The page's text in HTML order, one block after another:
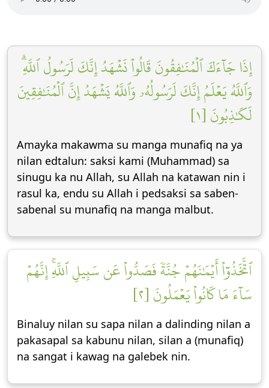
إِذَا جَآءَكَ ٱلۡمُنَٰفِقُونَ قَالُواْ نَشۡهَدُ إِنَّكَ لَرَسُولُ ٱللَّهِۗ
وَٱللَّهُ يَعۡلَمُ إِنَّكَ لَرَسُولُهُۥ وَٱللَّهُ يَشۡهَدُ إِنَّ ٱلۡمُنَٰفِقِينَ
لَكَٰذِبُونَ [١]
Amayka makawma su manga munafiq na ya
nilan edtalun: saksi kami (Muhammad) sa
sinugu ka nu Allah, su Allah na katawan nin i
rasul ka, endu su Allah i pedsaksi sa saben-
sabenal su munafiq na manga malbut.
ٱتَّخَذُوٓاْ أَيۡمَٰنَهُمۡ جُنَّةٗ فَصَدُّواْ عَن سَبِيلِ ٱللَّهِۚ إِنَّهُمۡ
سَآءَ مَا كَانُواْ يَعۡمَلُونَ [٢]
Binaluy nilan su sapa nilan a dalinding nilan a
pakasapal sa kabunu nilan, silan a (munafiq)
na sangat i kawag na galebek nin.